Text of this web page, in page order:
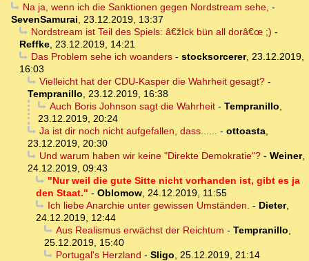
Na ja, wenn ich die Sanktionen gegen Nordstream sehe, -
SevenSamurai
23.12.2019, 13:37
Nordstream ist Teil des Spiels: â€žIck bün all dorâ€œ ;) -
Reffke 23.12.2019, 14:21
Das Problem sehe ich woanders- stocksorcerer, 23.12.2019,
16:03
Vielleicht hat der CDU-Kasper die Wahrheit gesagt?-
Tempranillo
23.12.2019, 16:38
Auch Boris Johnson sagt die Wahrheit- Tempranillo
23.12.2019, 20:24
Ja ist dir noch nicht aufgefallen, dass......
- ottoasta,
23.12.2019, 20:30
Und warum haben wir keine "Direkte Demokratie"?- Weiner,
24.12.2019, 09:43
"Nur weil die gute Sitte nicht vorhanden ist, gibt es ja
den Staat." - Oblomow 24.12.2019, 11:55
Ich liebe Anarchie unter gewissen Umständen. - Dieter,
24.12.2019, 12:44
Aus Realismus erwächst der Reichtum - Tempranillo
25.12.2019, 15:40
Portugal's Herzland - Sligo 25.12.2019, 21:14